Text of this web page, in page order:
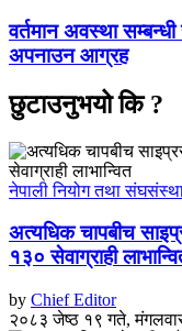
वर्तमान अवस्था सम्बन्धी
अपनाउन आग्रह
छुटाउनुभयो कि ?
नेपाली नियोग तथा
अत्यधिक चापबीच
१३० सेवाग्राही
by Chief Editor
२०८३ जेष्ठ १९ गते,